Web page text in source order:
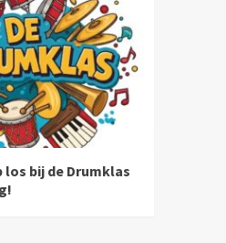
bij de Drumklas